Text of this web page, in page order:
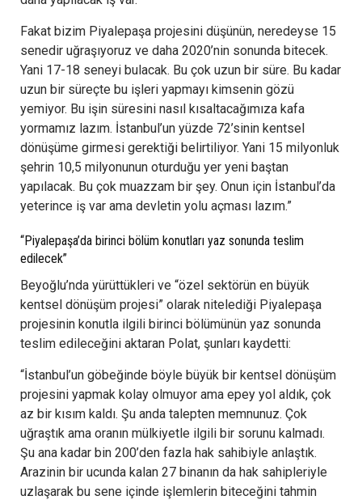
Fakat bizim Piyalepaşa projesini düşünün, neredeyse 15
senedir uğraşıyoruz ve daha 2020’nin sonunda bitecek.
Yani 17-18 seneyi bulacak. Bu çok uzun bir süre. Bu kadar
uzun bir süreçte bu işleri yapmayı kimsenin gözü
yemiyor. Bu işin süresini nasıl kısaltacağımıza kafa
yormamız lazım. İstanbul’un yüzde 72’sinin kentsel
dönüşüme girmesi gerektiği belirtiliyor. Yani 15 milyonluk
şehrin 10,5 milyonunun oturduğu yer yeni baştan
yapılacak. Bu çok muazzam bir şey. Onun için İstanbul’da
yeterince iş var ama devletin yolu açması lazım.”
“Piyalepaşa’da birinci bölüm konutları yaz sonunda teslim
edilecek”
Beyoğlu’nda yürüttükleri ve “özel sektörün en büyük
kentsel dönüşüm projesi” olarak nitelediği Piyalepaşa
projesinin konutla ilgili birinci bölümünün yaz sonunda
teslim edileceğini aktaran Polat, şunları kaydetti:
“İstanbul’un göbeğinde böyle büyük bir kentsel dönüşüm
projesini yapmak kolay olmuyor ama epey yol aldık, çok
az bir kısım kaldı. Şu anda talepten memnunuz. Çok
uğraştık ama oranın mülkiyetle ilgili bir sorunu kalmadı.
Şu ana kadar bin 200’den fazla hak sahibiyle anlaştık.
Arazinin bir ucunda kalan 27 binanın da hak sahipleriyle
uzlaşarak bu sene içinde işlemlerin biteceğini tahmin